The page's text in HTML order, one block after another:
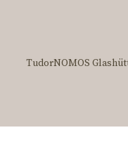
TudorNOMOS